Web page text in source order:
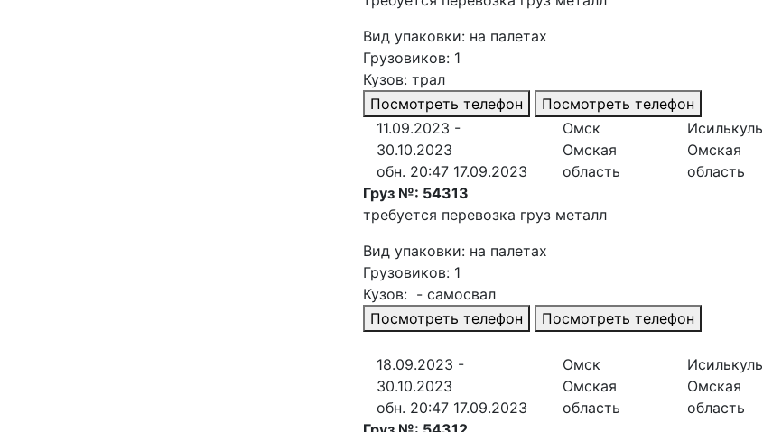
Вид упаковки: на палетах
Грузовиков: 1
Кузов: трал
Посмотреть телефон
Посмотреть телефон
11.09.2023 -
30.10.2023
обн. 20:47 17.09.2023
Омск
Омская
область
Исилькуль
Омская
область
Груз №: 54313
требуется перевозка груз металл
Вид упаковки: на палетах
Грузовиков: 1
Кузов: - самосвал
Посмотреть телефон
Посмотреть телефон
18.09.2023 -
30.10.2023
обн. 20:47 17.09.2023
Омск
Омская
область
Исилькуль
Омская
область